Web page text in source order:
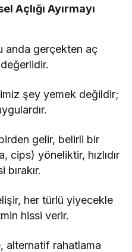
Açlığı Ayırmayı
anda gerçekten aç
şey yemek değildir;
gelir, belirli bir
yöneliktir, hızlıdır
her türlü yiyecekle
hissi verir.
alternatif rahatlama